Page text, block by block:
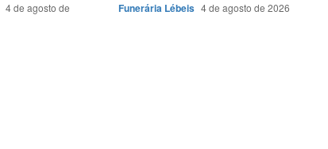
4 de agosto de
Funerária Lébeis 4 de agosto de 2026